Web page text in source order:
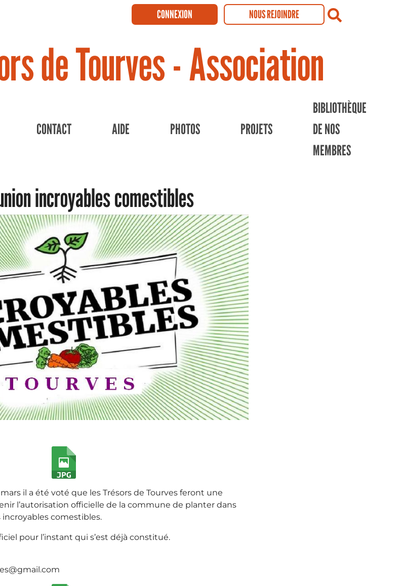
CONNEXION NOUS REJOINDRE
de Tourves - Association
CONTACT AIDE PHOTOS PROJETS
BIBLIOTHÈQUE
DE NOS
MEMBRES
incroyables comestibles
il a été voté que les Trésors de Tourves feront une
l’autorisation officielle de la commune de planter dans
comestibles.
pour l’instant qui s’est déjà constitué.